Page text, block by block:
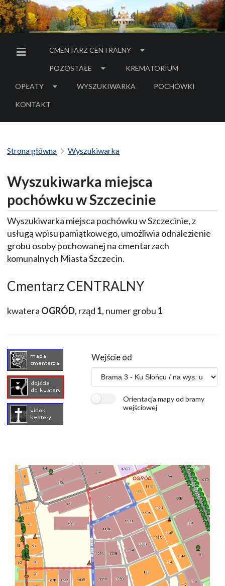
MENU BOCZNE
CMENTARZ CENTRALNY
POZOSTAŁE KREMATORIUM
OPŁATY WYSZUKIWARKA POCHÓWKI
- LINK DO SERWISU
KONTAKT
Strona główna Wyszukiwarka
Wyszukiwarka miejsca
pochówku w Szczecinie
Wyszukiwarka miejsca pochówku w Szczecinie, z
usługą wpisu pamiątkowego, umożliwia odnalezienie
grobu osoby pochowanej na cmentarzach
komunalnych Miasta Szczecin.
Cmentarz CENTRALNY
kwatera OGRÓD, rząd 1, numer grobu 1
Wejście od
Orientacja mapy od bramy
wejściowej